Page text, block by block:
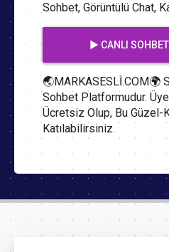
Sohbet, Görüntülü Chat,
▶️ CANLI
🌏MARKASESLİ.COM🌍
Sohbet Platformudur.
Ücretsiz Olup, Bu Güzel-
Katılabilirsiniz.